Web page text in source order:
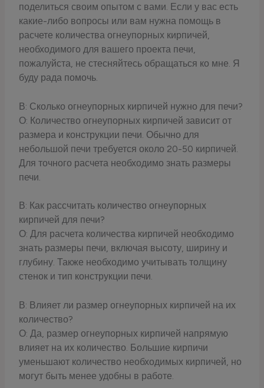
поделиться своим опытом с вами. Если у вас есть
какие-либо вопросы или вам нужна помощь в
расчете количества огнеупорных кирпичей,
необходимого для вашего проекта печи,
пожалуйста, не стесняйтесь обращаться ко мне. Я
буду рада помочь.
В: Сколько огнеупорных кирпичей нужно для печи?
О: Количество огнеупорных кирпичей зависит от
размера и конструкции печи. Обычно для
небольшой печи требуется около 20-50 кирпичей.
Для точного расчета необходимо знать размеры
печи.
В: Как рассчитать количество огнеупорных
кирпичей для печи?
О: Для расчета количества кирпичей необходимо
знать размеры печи, включая высоту, ширину и
глубину. Также необходимо учитывать толщину
стенок и тип конструкции печи.
В: Влияет ли размер огнеупорных кирпичей на их
количество?
О: Да, размер огнеупорных кирпичей напрямую
влияет на их количество. Большие кирпичи
уменьшают количество необходимых кирпичей, но
могут быть менее удобны в работе.